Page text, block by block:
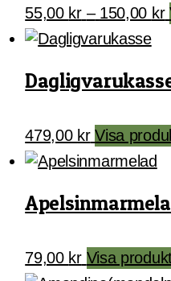
55,00 kr – 150,00 kr
479,00 kr Visa
79,00 kr Visa